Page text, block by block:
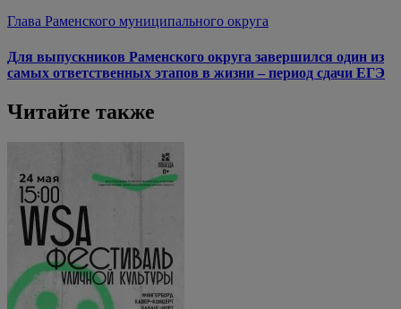
Глава Раменского муниципального округа
Для выпускников Раменского округа завершился один из
самых ответственных этапов в жизни – период сдачи ЕГЭ
Читайте также